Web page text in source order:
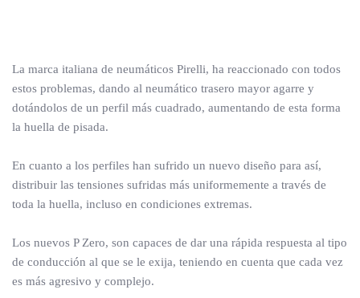
La marca italiana de neumáticos Pirelli, ha reaccionado con todos
estos problemas, dando al neumático trasero mayor agarre y
dotándolos de un perfil más cuadrado, aumentando de esta forma
la huella de pisada.
En cuanto a los perfiles han sufrido un nuevo diseño para así,
distribuir las tensiones sufridas más uniformemente a través de
toda la huella, incluso en condiciones extremas.
Los nuevos P Zero, son capaces de dar una rápida respuesta al tipo
de conducción al que se le exija, teniendo en cuenta que cada vez
es más agresivo y complejo.